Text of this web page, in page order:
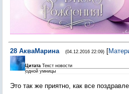
28 АкваМарина (04.12.2016 22:09) [
Цитата Текст новости
одной умницы
Это так же приятно, как все